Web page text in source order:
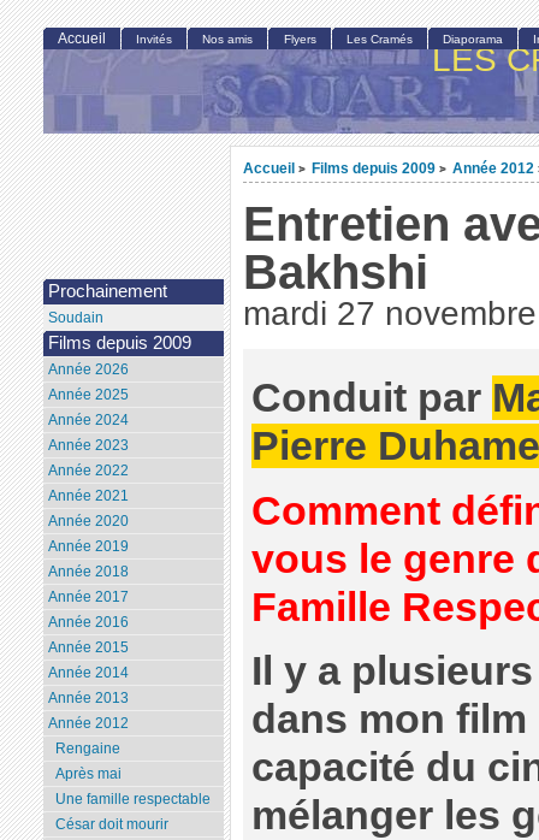
LES
Accueil > Films depuis 2009 > Année 2012
Entretien
Bakhshi
mardi 27
Conduit par
Pierre
Comment
vous le genre
Famille
Il y a
dans mon film
capacité du
mélanger les
Accueil Invités Nos amis Flyers Les Cramés Diaporama
Prochainement
Soudain
Films depuis 2009
Année 2026
Année 2025
Année 2024
Année 2023
Année 2022
Année 2021
Année 2020
Année 2019
Année 2018
Année 2017
Année 2016
Année 2015
Année 2014
Année 2013
Année 2012
Rengaine
Après mai
Une famille respectable
César doit mourir